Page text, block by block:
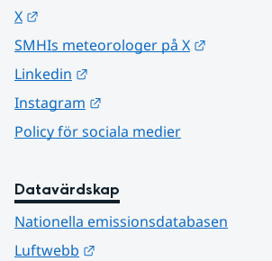
X
SMHIs meteorologer på X
Linkedin
Instagram
Policy för sociala medier
Datavärdskap
Nationella emissionsdatabasen
Luftwebb